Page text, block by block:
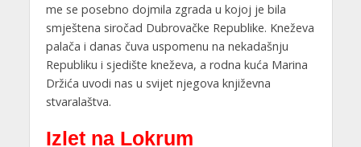
me se posebno dojmila zgrada u kojoj je bila
smještena siročad Dubrovačke Republike. Kneževa
palača i danas čuva uspomenu na nekadašnju
Republiku i sjedište kneževa, a rodna kuća Marina
Držića uvodi nas u svijet njegova književna
stvaralaštva.
Izlet na Lokrum